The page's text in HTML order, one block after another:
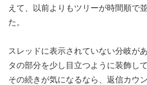
えて、以前よりもツリーが時間順で
た。
スレッドに表示されていない分岐が
タの部分を少し目立つように装飾し
その続きが気になるなら、返信カウ